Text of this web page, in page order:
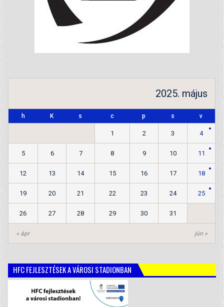
2025. május
h K s c p s v
« ápr jún »
1 2 3 4
5 6 7 8 9 10 11
12 13 14 15 16 17 18
19 20 21 22 23 24 25
26 27 28 29 30 31
HFC FEJLESZTÉSEK A VÁROSI STADIONBAN